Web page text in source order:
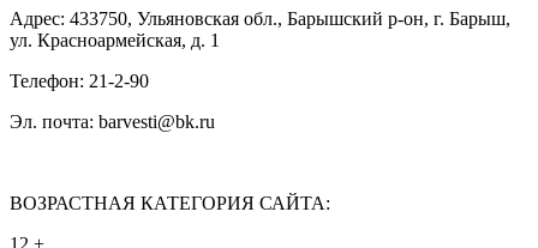
Адрес: 433750, Ульяновская обл., Барышский р-он, г. Барыш,
ул. Красноармейская, д. 1
Телефон: 21-2-90
Эл. почта: barvesti@bk.ru
ВОЗРАСТНАЯ КАТЕГОРИЯ САЙТА: